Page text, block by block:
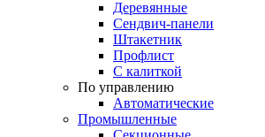
Деревянные
Сендвич-панели
Штакетник
Профлист
С калиткой
По управлению
Автоматические
Промышленные